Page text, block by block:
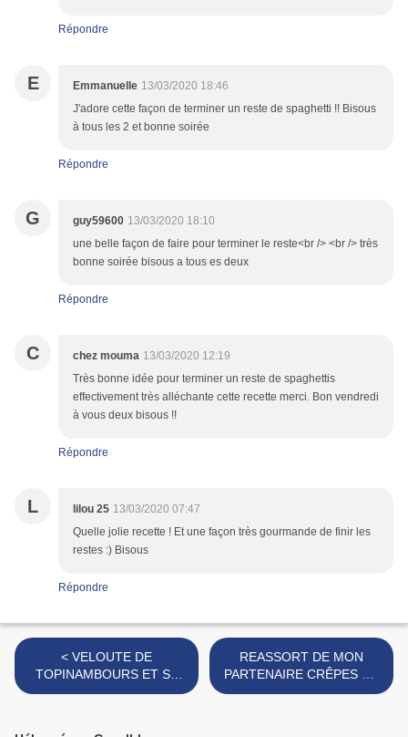
Répondre
E Emmanuelle 13/03/2020 18:46
J'adore cette façon de terminer un reste de spaghetti !! Bisous
à tous les 2 et bonne soirée
Répondre
G guy59600 13/03/2020 18:10
une belle façon de faire pour terminer le reste<br /> <br /> très
bonne soirée bisous a tous es deux
Répondre
C chez mouma 13/03/2020 12:19
Très bonne idée pour terminer un reste de spaghettis
effectivement très alléchante cette recette merci. Bon vendredi
à vous deux bisous !!
Répondre
L lilou 25 13/03/2020 07:47
Quelle jolie recette ! Et une façon très gourmande de finir les
restes :) Bisous
Répondre
< VELOUTE DE
TOPINAMBOURS ET SA
MOUSSE DE FOIE DE
REASSORT DE MON
PARTENAIRE CRÊPES DE
FRANCE >